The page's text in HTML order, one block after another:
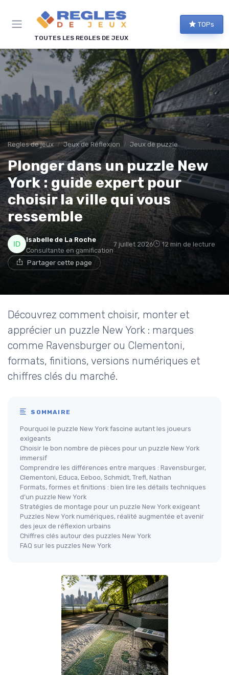
TOUTES LES REGLES DE JEUX
TOPs
Regles de jeux Jeux de Réflexion Jeux de puzzle
Plonger dans un puzzle New
York : guide expert pour
choisir la ville qui vous
ressemble
Isabelle de La Roche
Consultante en gamification
7 juillet 2026 12 min de lecture
Partager cette page
Découvrez comment choisir, monter et
apprécier un puzzle New York : marques
comme Ravensburger ou Clementoni,
formats, finitions, versions numériques et
chiffres clés du marché.
SOMMAIRE
Pourquoi le puzzle New York fascine autant les joueurs
exigeants
Choisir le bon nombre de pièces pour un puzzle New York
immersif
Comprendre les différences entre marques : Ravensburger,
Clementoni, Educa, Eeboo, Schmidt, Trefl, Nathan
Formats, formes et finitions : bien lire les détails techniques
d’un puzzle New York
Stratégies de montage pour un puzzle New York exigeant
Puzzles New York numériques, réalité augmentée et avenir
des jeux de réflexion urbains
Chiffres clés autour des puzzles New York
FAQ sur les puzzles New York